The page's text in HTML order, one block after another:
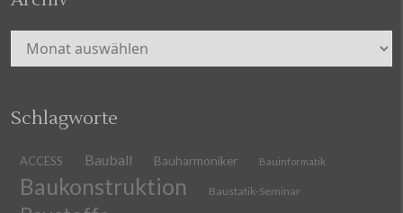
Archiv
Schlagworte
ACCESS Bauball Bauharmoniker Bauinformatik
Baukonstruktion Baustatik-Seminar